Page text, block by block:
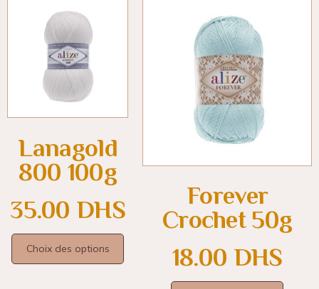
Lanagold
800 100g
35.00 DHS
Choix des options
Forever
Crochet 50g
18.00 DHS